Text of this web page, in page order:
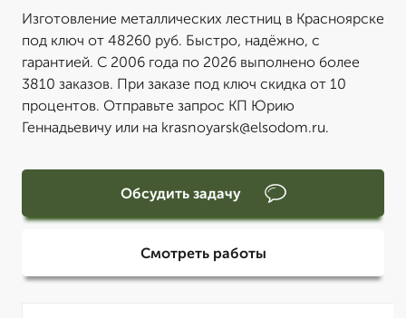
Изготовление металлических лестниц в Красноярске
под ключ от 48260 руб. Быстро, надёжно, с
гарантией. С 2006 года по 2026 выполнено более
3810 заказов. При заказе под ключ скидка от 10
процентов. Отправьте запрос КП Юрию
Геннадьевичу или на krasnoyarsk@elsodom.ru.
Обсудить задачу
Смотреть работы